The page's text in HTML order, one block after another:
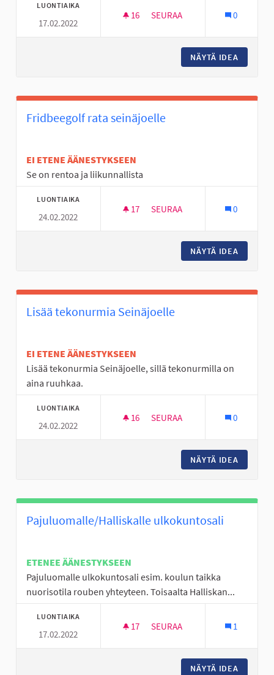
LUONTIAIKA
17.02.2022
16 16 SEURAAJAA
SEURAA 0
NÄYTÄ IDEA
Fridbeegolf rata seinäjoelle
EI ETENE ÄÄNESTYKSEEN
Se on rentoa ja liikunnallista
LUONTIAIKA
24.02.2022
17 17 SEURAAJAA
SEURAA 0
NÄYTÄ IDEA
Lisää tekonurmia Seinäjoelle
EI ETENE ÄÄNESTYKSEEN
Lisää tekonurmia Seinäjoelle, sillä tekonurmilla on
aina ruuhkaa.
LUONTIAIKA
24.02.2022
16 16 SEURAAJAA
SEURAA 0
NÄYTÄ IDEA
Pajuluomalle/Halliskalle ulkokuntosali
ETENEE ÄÄNESTYKSEEN
Pajuluomalle ulkokuntosali esim. koulun taikka
nuorisotila rouben yhteyteen. Toisaalta Halliskan...
LUONTIAIKA
17.02.2022
17 17 SEURAAJAA
SEURAA 1
NÄYTÄ IDEA